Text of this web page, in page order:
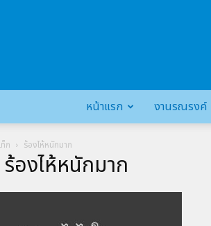
หน้าแรก งานรณรงค์
ก ร้องไห้หนักมาก
องไห้หนักมาก